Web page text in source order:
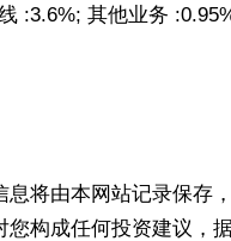
:3.6%; 其他业务 :0.95%
息将由本网站记录保存
构成任何投资建议，